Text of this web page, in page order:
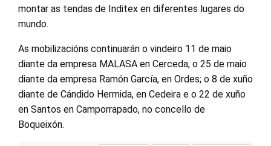
montar as tendas de Inditex en diferentes lugares do
mundo.
As mobilizacións continuarán o vindeiro 11 de maio
diante da empresa MALASA en Cerceda; o 25 de maio
diante da empresa Ramón García, en Ordes; o 8 de xuño
diante de Cándido Hermida, en Cedeira e o 22 de xuño
en Santos en Camporrapado, no concello de
Boqueixón.